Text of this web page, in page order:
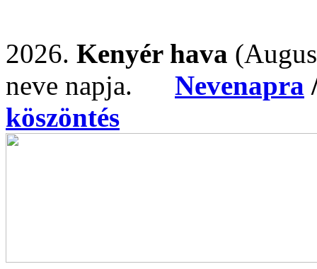
2026. Kenyér hava
neve napja. Nevenapra
köszöntés